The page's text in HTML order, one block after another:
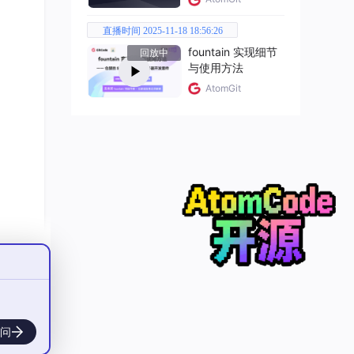
直播时间 2025-11-18 18:56:26
回放中
fountain 实现细节
与使用方法
AtomGit